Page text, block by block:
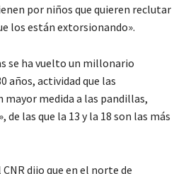
por niños que quieren reclutar
los están extorsionando».
se ha vuelto un millonario
años, actividad que las
medida a las pandillas,
de las que la 13 y la 18 son las más
dijo que en el norte de